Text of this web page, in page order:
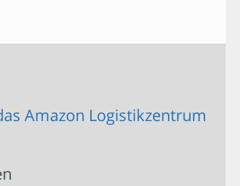
Amazon Logistikzentrum